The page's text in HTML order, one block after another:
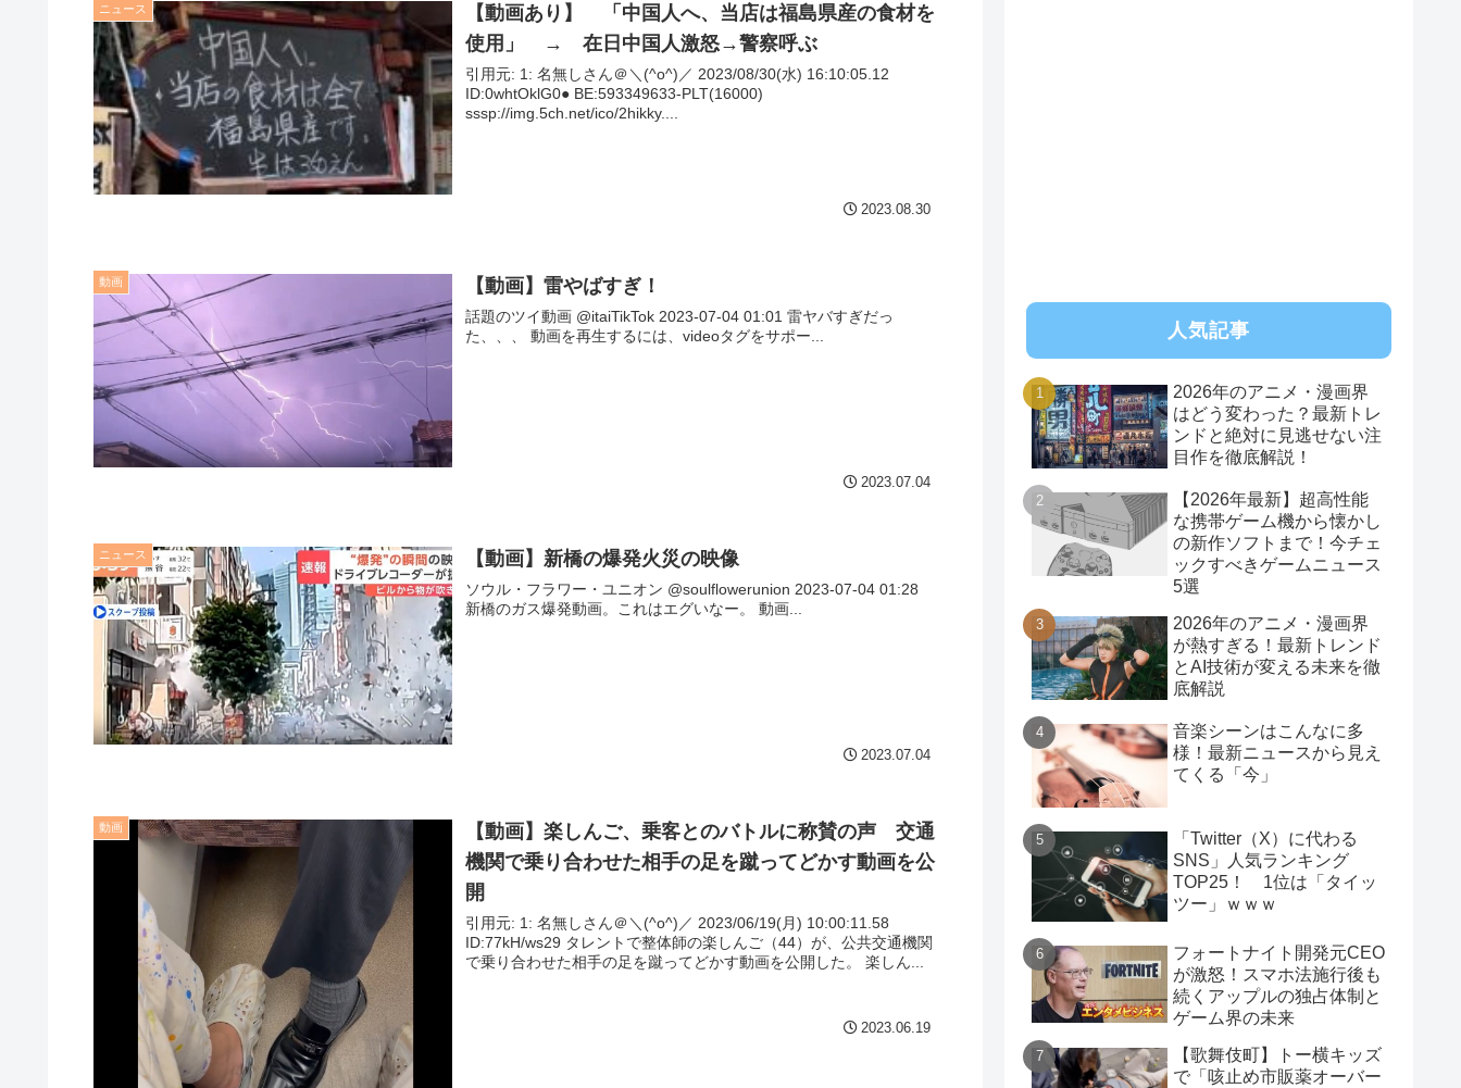
「本気で潰しにきてる」滝沢秀明の新オーディションが“まんまジャニーズ”とフ
ァン衝撃
Powered by livedoor 相互RSS
ニュース
【動画あり】 「中国人へ、当店は福島県産の食材を
使用」 → 在日中国人激怒→警察呼ぶ
引用元: 1: 名無しさん＠＼(^o^)／ 2023/08/30(水) 16:10:05.12
ID:0whtOklG0● BE:593349633-PLT(16000)
sssp://img.5ch.net/ico/2hikky....
2023.08.30
動画 【動画】雷やばすぎ！
話題のツイ動画 @itaiTikTok 2023-07-04 01:01 雷ヤバすぎだっ
た、、、 動画を再生するには、videoタグをサポー...
2023.07.04
ニュース 【動画】新橋の爆発火災の映像
ソウル・フラワー・ユニオン @soulflowerunion 2023-07-04 01:28
新橋のガス爆発動画。これはエグいなー。 動画...
2023.07.04
動画
【動画】楽しんご、乗客とのバトルに称賛の声 交通
機関で乗り合わせた相手の足を蹴ってどかす動画を公
開
引用元: 1: 名無しさん＠＼(^o^)／ 2023/06/19(月) 10:00:11.58
ID:77kH/ws29 タレントで整体師の楽しんご（44）が、公共交通機関
で乗り合わせた相手の足を蹴ってどかす動画を公開した。 楽しん...
2023.06.19
人気記事
2026年のアニメ・漫画界
はどう変わった？最新トレ
ンドと絶対に見逃せない注
目作を徹底解説！
【2026年最新】超高性能
な携帯ゲーム機から懐かし
の新作ソフトまで！今チェ
ックすべきゲームニュース
5選
2026年のアニメ・漫画界
が熱すぎる！最新トレンド
とAI技術が変える未来を徹
底解説
音楽シーンはこんなに多
様！最新ニュースから見え
てくる「今」
「Twitter（X）に代わる
SNS」人気ランキング
TOP25！ 1位は「タイッ
ツー」ｗｗｗ
フォートナイト開発元CEO
が激怒！スマホ法施行後も
続くアップルの独占体制と
ゲーム界の未来
【歌舞伎町】トー横キッズ
で「咳止め市販薬オーバー